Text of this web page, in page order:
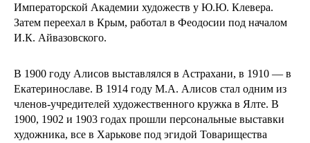
Императорской Академии художеств у Ю.Ю. Клевера.
Затем переехал в Крым, работал в Феодосии под началом
И.К. Айвазовского.
В 1900 году Алисов выставлялся в Астрахани, в 1910 — в
Екатеринославе. В 1914 году М.А. Алисов стал одним из
членов-учредителей художественного кружка в Ялте. В
1900, 1902 и 1903 годах прошли персональные выставки
художника, все в Харькове под эгидой Товарищества